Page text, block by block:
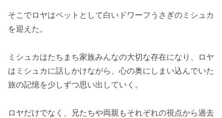
そこでロヤはペットとして白いドワーフうさぎのミシュカ
を迎えた。
ミシュカはたちまち家族みんなの大切な存在になり、ロヤ
はミシュカに話しかけながら、心の奥にしまい込んでいた
旅の記憶を少しずつ思い出していく。
ロヤだけでなく、兄たちや両親もそれぞれの視点から過去